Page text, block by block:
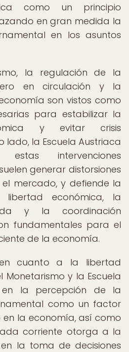
como un principio
en gran medida la
en los asuntos
la regulación de la
en circulación y la
son vistos como
para estabilizar la
y evitar crisis
lado, la Escuela Austriaca
intervenciones
generar distorsiones
el mercado, y defiende la
económica, la
y la coordinación
fundamentales para el
de la economía.
cuanto a la libertad
y la Escuela
la percepción de la
como un factor
la economía, así como
corriente otorga a la
la toma de decisiones